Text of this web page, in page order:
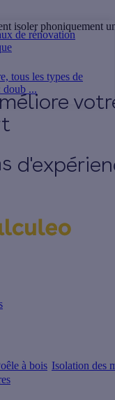
de rénovation
tous les types de
doub ...
isoler phoniquement
à bois Isolation des